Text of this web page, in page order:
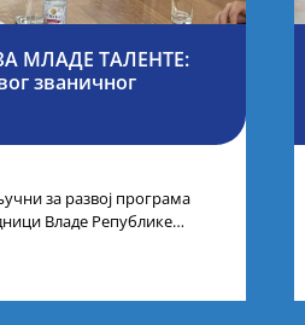
МЛАДЕ ТАЛЕНТЕ:
званичног
за развој програма
Владе Републике